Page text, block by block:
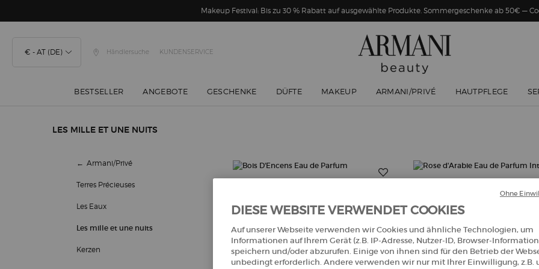
Makeup Festival: Bis zu 30 % Rabatt auf ausgewählte Produkte. Sommergeschenke ab 50€ —
€ - AT (DE) Händlersuche KUNDENSERVICE
BESTSELLER ANGEBOTE GESCHENKE DÜFTE MAKEUP ARMANI/PRIVÉ HAUTPFLEGE
LES MILLE ET UNE NUITS
Armani/Privé
Terres Précieuses
Les Eaux
Les mille et une nuits
Kerzen
DIESE WEBSITE VERWENDET COOKIES
Auf unserer Webseite verwenden wir Cookies und ähnliche Technologien, um
Informationen auf Ihrem Gerät (z.B. IP-Adresse, Nutzer-ID, Browser-
speichern und/oder abzurufen. Einige von ihnen sind für den Betrieb der
unbedingt erforderlich. Andere verwenden wir nur mit Ihrer Einwilligung, z.B.
Ohne